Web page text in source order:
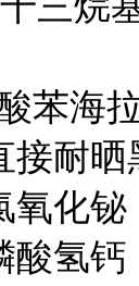
苯海
接耐晒
氧化铋
酸氢钙